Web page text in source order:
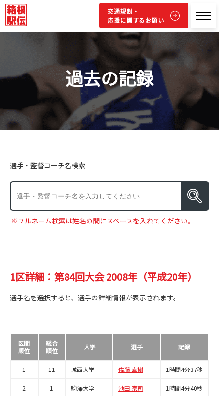
交通規制・
応援に関するお願い
過去の記録
選手・監督コーチ名検索
※フルネーム検索は姓名の間にスペースを入れてください。
1区詳細：第84回大会 2008年（平成20年）
選手名を選択すると、選手の詳細情報が表示されます。
区間
順位
総合
順位
大学 選手 記録
1 11 城西大学 佐藤 直樹 1時間4分37秒
2 1 駒澤大学 池田 宗司 1時間4分40秒